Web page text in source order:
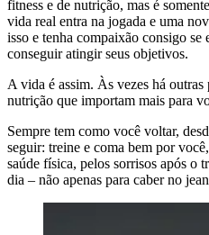
fitness e de nutrição, mas é
vida real entra na jogada e uma
isso e tenha compaixão consigo
conseguir atingir seus objetivos.
A vida é assim. Às vezes há
nutrição que importam mais para
Sempre tem como você voltar,
seguir: treine e coma bem por
saúde física, pelos sorrisos após o
dia – não apenas para caber no